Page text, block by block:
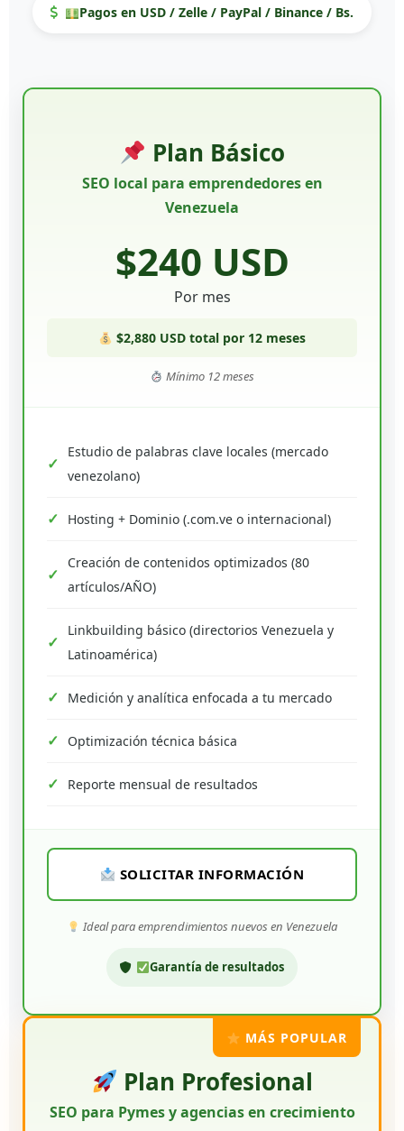
Pagos en USD / Zelle / PayPal / Binance / Bs.
Plan Básico
SEO local para emprendedores en
Venezuela
$240 USD
Por mes
$2,880 USD total por 12 meses
Mínimo 12 meses
Estudio de palabras clave locales (mercado
venezolano)
Hosting + Dominio (.com.ve o internacional)
Creación de contenidos optimizados (80
artículos/AÑO)
Linkbuilding básico (directorios Venezuela y
Latinoamérica)
Medición y analítica enfocada a tu mercado
Optimización técnica básica
Reporte mensual de resultados
SOLICITAR INFORMACIÓN
Ideal para emprendimientos nuevos en Venezuela
Garantía de resultados
MÁS POPULAR
Plan Profesional
SEO para Pymes y agencias en crecimiento